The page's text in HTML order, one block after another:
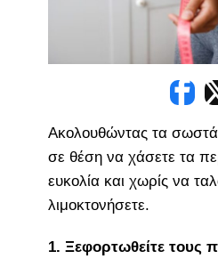
Ακολουθώντας τα σωστά
σε θέση να χάσετε τα
ευκολία και χωρίς να
λιμοκτονήσετε.
1. Ξεφορτωθείτε τους